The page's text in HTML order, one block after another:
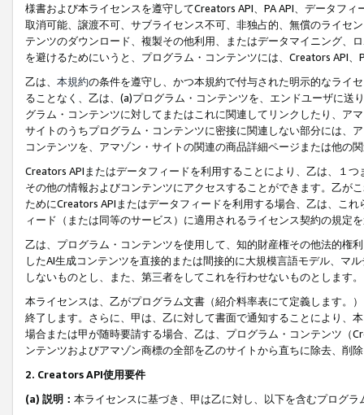
様書および本ライセンスを遵守してCreators API、PA API、データフ
取消可能、譲渡不可、サブライセンス不可、非独占的、無償のライセ
テンツのダウンロード、複製その他利用、またはデータマイニング、
を避けるためにいうと、プログラム・コンテンツには、Creators API
乙は、 本規約の条件を遵守し、かつ本規約で付与された明示的なライ
ることなく、乙は、(a)プログラム・コンテンツを、エンドユーザに
グラム・コンテンツに対してまたはこれに関連してリンクしたり、ア
サイトのうちプログラム・コンテンツに密接に関連しない部分には、
コンテンツを、アマゾン・サイトの関連の商品詳細ページまたは他の
Creators APIまたはデータフィードを利用することにより、乙は、１
その他の情報およびコンテンツにアクセスすることができます。乙が
ためにCreators APIまたはデータフィードを利用する場合、乙は、こ
ィード（または同等のサービス）に適用されるライセンス契約の規定
乙は、プログラム・コンテンツを使用して、知的財産権その他法的権
したAI生成コンテンツを直接的または間接的に大規模言語モデル、マ
しないものとし、また、第三者をしてこれを行わせないものとします。
本ライセンスは、乙がプログラム文書（紹介料率表にて定義します。
終了します。さらに、甲は、乙に対して書面で通知することにより、
場合または甲が随時要請する場合、乙は、プログラム・コンテンツ（
ンテンツおよびアマゾン商標の全部を乙のサイトから直ちに除去、削
2. Creators API使用要件
(a) 説明： 本ライセンスに基づき、甲は乙に対し、以下を含むプログ